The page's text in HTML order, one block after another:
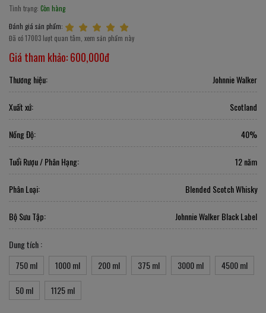
Tình trạng: Còn hàng
Đánh giá sản phẩm:
Đã có 17003 lượt quan tâm, xem sản phẩm này
Giá tham khảo:600,000đ
Thương hiệu: Johnnie Walker
Xuất xứ: Scotland
Nồng Độ: 40%
Tuổi Rượu / Phân Hạng: 12 năm
Phân Loại: Blended Scotch Whisky
Bộ Sưu Tập: Johnnie Walker Black Label
Dung tích :
750 ml
1000 ml 200 ml 375 ml 3000 ml
4500 ml
50 ml
1125 ml